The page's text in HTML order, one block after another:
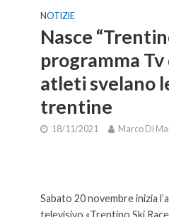
NOTIZIE
Nasce
programma
atleti svelano
trentine
18/11/2021 Marco Di
Sabato 20 novembre inizia
televisivo «Trentino Ski